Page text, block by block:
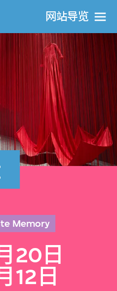
网站导览
Memory
20日
12日